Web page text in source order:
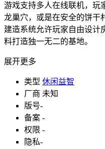
游戏支持多人在线联机，玩
龙巢穴，或是在安全的饼干
建造系统允许玩家自由设计
料打造独一无二的基地。
展开更多
类型 休闲益智
厂商 未知
版号-
备案 -
权限 -
隐私-